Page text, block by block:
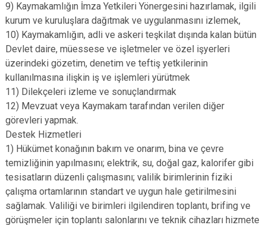
9) Kaymakamlığın İmza Yetkileri Yönergesini hazırlamak, ilgili
kurum ve kuruluşlara dağıtmak ve uygulanmasını izlemek,
10) Kaymakamlığın, adli ve askeri teşkilat dışında kalan bütün
Devlet daire, müessese ve işletmeler ve özel işyerleri
üzerindeki gözetim, denetim ve teftiş yetkilerinin
kullanılmasına ilişkin iş ve işlemleri yürütmek
11) Dilekçeleri izleme ve sonuçlandırmak
12) Mevzuat veya Kaymakam tarafından verilen diğer
görevleri yapmak.
Destek Hizmetleri
1) Hükümet konağının bakım ve onarım, bina ve çevre
temizliğinin yapılmasını; elektrik, su, doğal gaz, kalorifer gibi
tesisatların düzenli çalışmasını; valilik birimlerinin fiziki
çalışma ortamlarının standart ve uygun hale getirilmesini
sağlamak. Valiliği ve birimleri ilgilendiren toplantı, brifing ve
görüşmeler için toplantı salonlarını ve teknik cihazları hizmete